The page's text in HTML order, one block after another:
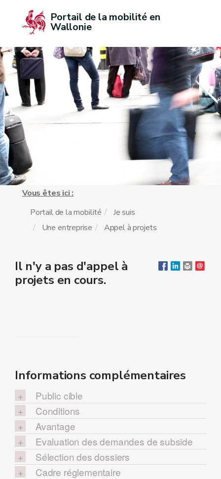
Portail de la mobilité en
Wallonie
Vous êtes ici :
Portail de la mobilité
Je suis
Une entreprise
Appel à projets
Il n'y a pas d'appel à
projets en cours.
Informations complémentaires
Public cible
Conditions
Avantage
Evaluation des demandes de subside
Sélection des dossiers
Cadre réglementaire